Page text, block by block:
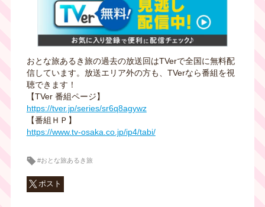
おとな旅あるき旅の過去の放送回はTVerで全国に無料配
信しています。放送エリア外の方も、TVerなら番組を視
聴できます！
【TVer 番組ページ】
https://tver.jp/series/sr6q8agywz
【番組ＨＰ】
https://www.tv-osaka.co.jp/ip4/tabi/
#おとな旅あるき旅
ポスト